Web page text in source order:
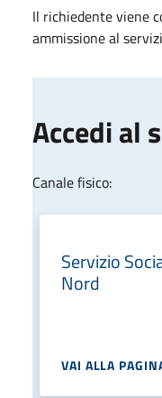
Il richiedente viene
ammissione al
Accedi al
Canale fisico:
Servizio
Nord
VAI ALLA